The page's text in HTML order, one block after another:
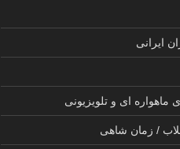
ایرانی
ماهواره ای و تلویزیونی
/ زمان شاهی